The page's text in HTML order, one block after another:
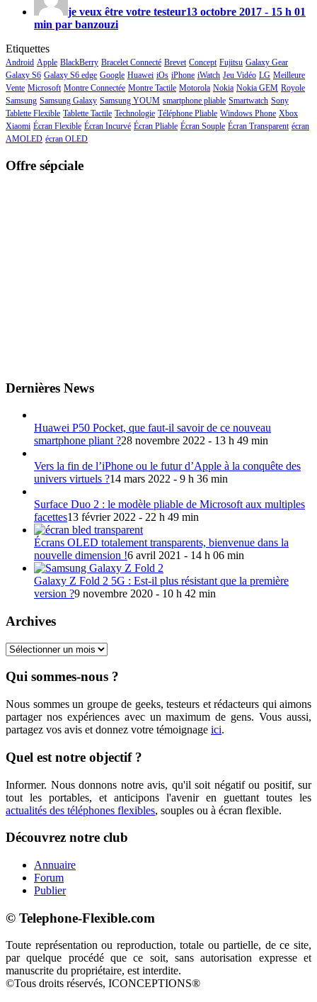
je veux être votre testeur13 octobre 2017 - 15 h 01
min par banzouzi
Etiquettes
Android Apple BlackBerry Bracelet Connecté Brevet Concept Fujitsu Galaxy Gear
Galaxy S6 Galaxy S6 edge Google Huawei iOs iPhone iWatch Jeu Vidéo LG Meilleure
Vente Microsoft Montre Connectée Montre Tactile Motorola Nokia Nokia GEM Royole
Samsung Samsung Galaxy Samsung YOUM smartphone pliable Smartwatch Sony
Tablette Flexible Tablette Tactile Technologie Téléphone Pliable Windows Phone Xbox
Xiaomi Écran Flexible Écran Incurvé Écran Pliable Écran Souple Écran Transparent écran
AMOLED écran OLED
Offre sépciale
Dernières News
Huawei P50 Pocket, que faut-il savoir de ce nouveau
smartphone pliant ?28 novembre 2022 - 13 h 49 min
Vers la fin de l’iPhone ou le futur d’Apple à la conquête des
univers virtuels ?14 mars 2022 - 9 h 36 min
Surface Duo 2 : le modèle pliable de Microsoft aux multiples
facettes13 février 2022 - 22 h 49 min
Écrans OLED totalement transparents, bienvenue dans la
nouvelle dimension !6 avril 2021 - 14 h 06 min
Galaxy Z Fold 2 5G : Est-il plus résistant que la première
version ?9 novembre 2020 - 10 h 42 min
Archives
Archives
Qui sommes-nous ?
Nous sommes un groupe de geeks, testeurs et rédacteurs qui aimons
partager nos expériences avec un maximum de gens. Vous aussi,
partagez vos avis et donnez votre témoignage ici.
Quel est notre objectif ?
Informer. Nous donnons notre avis, qu'il soit négatif ou positif, sur
tout les portables, et anticipons l'avenir en guettant toutes les
actualités des téléphones flexibles, souples ou à écran flexible.
Découvrez notre club
Annuaire
Forum
Publier
© Telephone-Flexible.com
Toute représentation ou reproduction, totale ou partielle, de ce site,
par quelque procédé que ce soit, sans autorisation expresse et
manuscrite du propriétaire, est interdite.
©Tous droits réservés, ICONCEPTIONS®